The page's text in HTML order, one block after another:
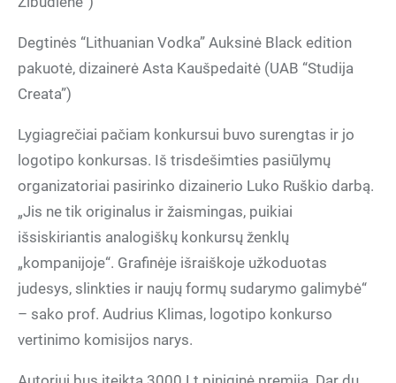
Degtinės “Lithuanian Vodka” Auksinė Black edition
pakuotė, dizainerė Asta Kaušpedaitė (UAB “Studija
Creata”)
Lygiagrečiai pačiam konkursui buvo surengtas ir jo
logotipo konkursas. Iš trisdešimties pasiūlymų
organizatoriai pasirinko dizainerio Luko Ruškio darbą.
„Jis ne tik originalus ir žaismingas, puikiai
išsiskiriantis analogiškų konkursų ženklų
„kompanijoje“. Grafinėje išraiškoje užkoduotas
judesys, slinkties ir naujų formų sudarymo galimybė“
– sako prof. Audrius Klimas, logotipo konkurso
vertinimo komisijos narys.